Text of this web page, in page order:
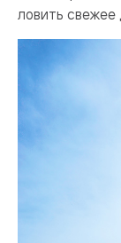
ловить свежее